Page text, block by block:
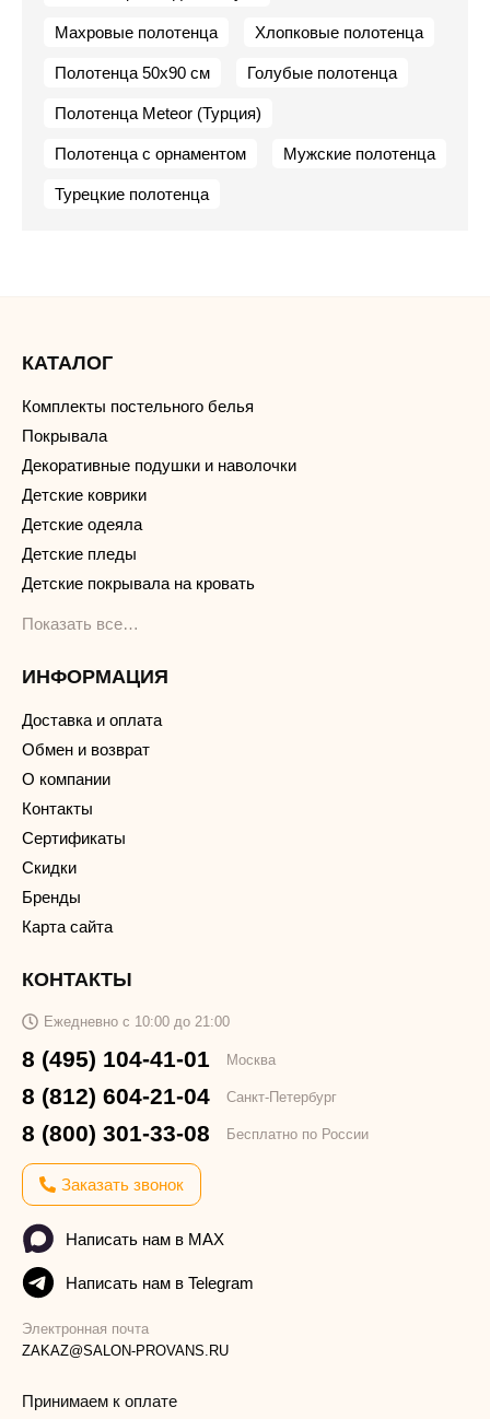
Махровые полотенца Хлопковые полотенца
Полотенца 50х90 см Голубые полотенца
Полотенца Meteor (Турция)
Полотенца с орнаментом Мужские полотенца
Турецкие полотенца
КАТАЛОГ
Комплекты постельного белья
Покрывала
Декоративные подушки и наволочки
Детские коврики
Детские одеяла
Детские пледы
Детские покрывала на кровать
Показать все…
ИНФОРМАЦИЯ
Доставка и оплата
Обмен и возврат
О компании
Контакты
Сертификаты
Скидки
Бренды
Карта сайта
КОНТАКТЫ
Ежедневно с 10:00 до 21:00
8 (495) 104-41-01 Москва
8 (812) 604-21-04 Санкт-Петербург
8 (800) 301-33-08 Бесплатно по России
Заказать звонок
Написать нам в MAX
Написать нам в Telegram
Электронная почта
ZAKAZ@SALON-PROVANS.RU
Принимаем к оплате